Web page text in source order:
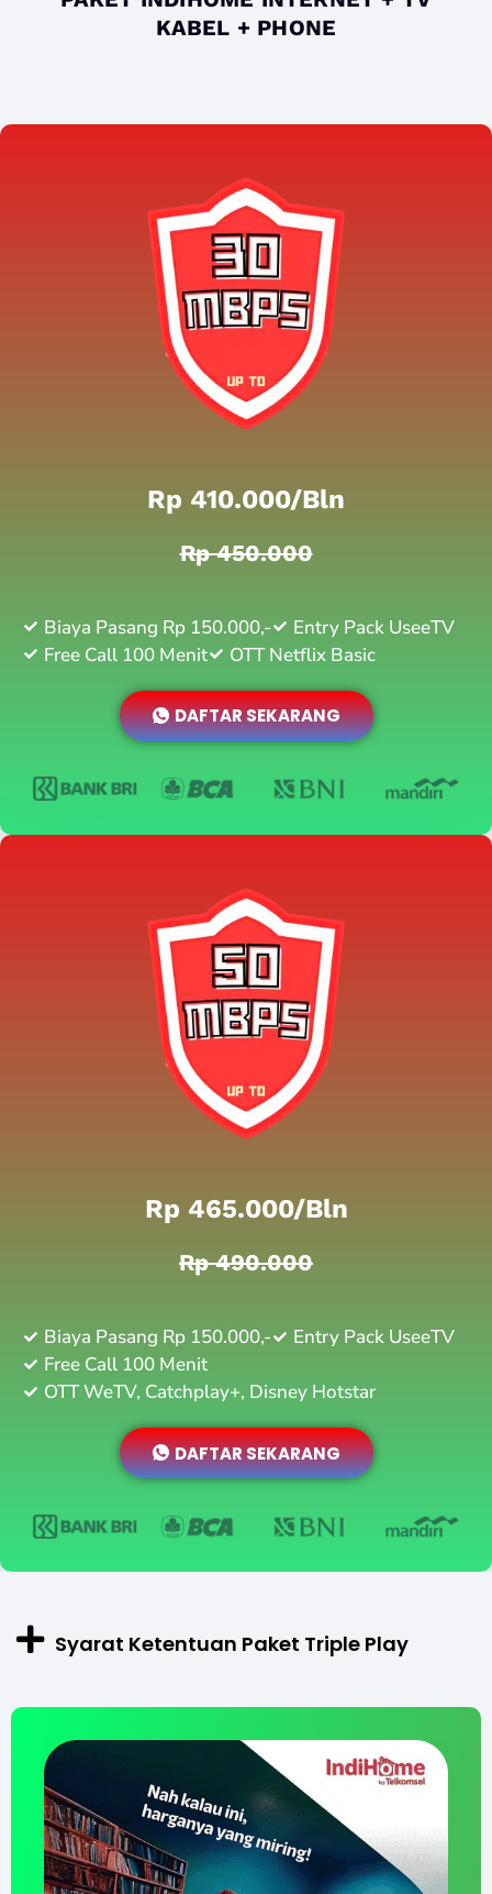
KABEL + PHONE
Rp 410.000/bln
Rp 450.000
Biaya Pasang Rp 150.000,-
Entry Pack UseeTV
Free Call 100 Menit
OTT Netflix Basic
DAFTAR SEKARANG
Rp 465.000/bln
Rp 490.000
Biaya Pasang Rp 150.000,-
Entry Pack UseeTV
Free Call 100 Menit
OTT WeTV, Catchplay+, Disney Hotstar
DAFTAR SEKARANG
Syarat Ketentuan Paket Triple Play